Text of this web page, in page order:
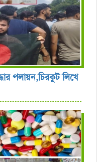
পলায়ন,চিরকুট লিখে